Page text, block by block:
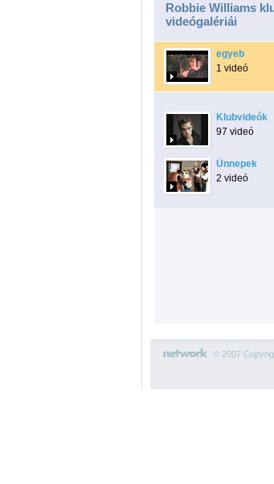
Robbie Williams
videógalériái
egyeb
1 videó
Klubvideók
97 videó
Ünnepek
2 videó
© 2007